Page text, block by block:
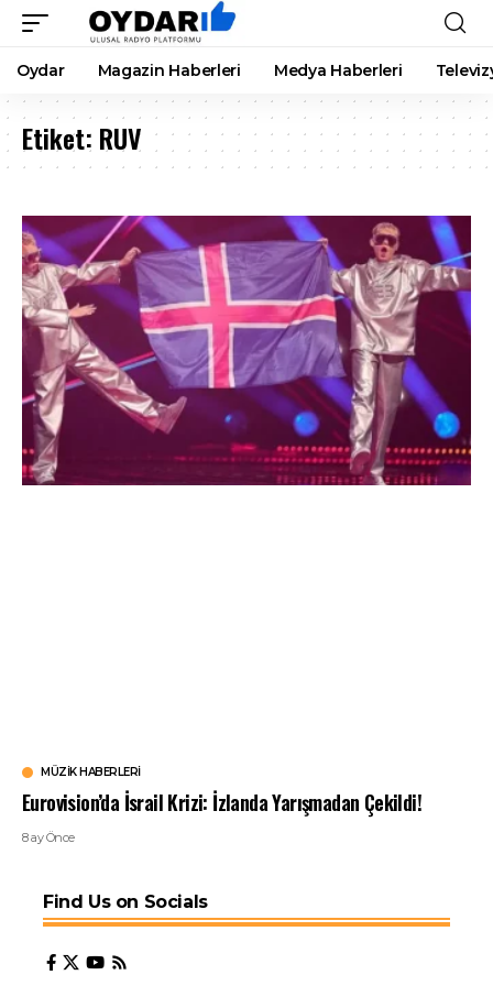
Oydar Magazin Haberleri Medya Haberleri
Etiket: RUV
MÜZIK HABERLERI
Eurovision’da İsrail Krizi: İzlanda Yarışmadan Çekildi!
8 ay Önce
Find Us on Socials